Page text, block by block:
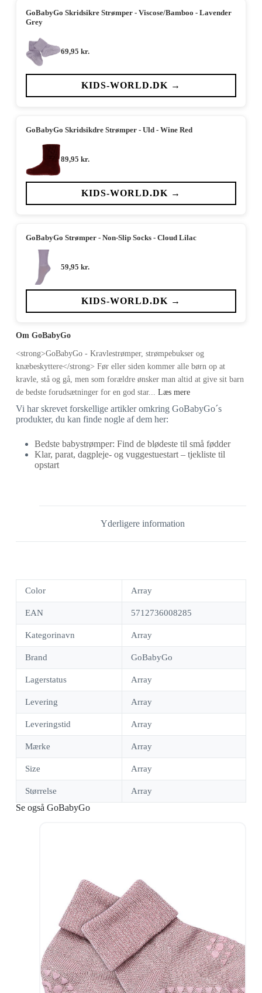
GoBabyGo Skridsikre Strømper - Viscose/Bamboo - Lavender
Grey
69,95 kr.
KIDS-WORLD.DK →
GoBabyGo Skridsikdre Strømper - Uld - Wine Red
89,95 kr.
KIDS-WORLD.DK →
GoBabyGo Strømper - Non-Slip Socks - Cloud Lilac
59,95 kr.
KIDS-WORLD.DK →
Om GoBabyGo
<strong>GoBabyGo - Kravlestrømper, strømpebukser og
knæbeskyttere</strong> Før eller siden kommer alle børn op at
kravle, stå og gå, men som forældre ønsker man altid at give sit barn
de bedste forudsætninger for en god star... Læs mere
Vi har skrevet forskellige artikler omkring GoBabyGo´s
produkter, du kan finde nogle af dem her:
Bedste babystrømper: Find de blødeste til små fødder
Klar, parat, dagpleje- og vuggestuestart – tjekliste til
opstart
Yderligere information
Color Array
EAN 5712736008285
Kategorinavn Array
Brand GoBabyGo
Lagerstatus Array
Levering Array
Leveringstid Array
Mærke Array
Size Array
Størrelse Array
Se også GoBabyGo